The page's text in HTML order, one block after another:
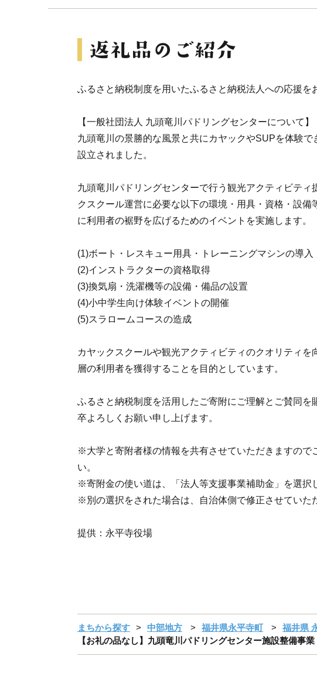
ふるさと納税制度を用いたふるさと納税法人への応援を
【一般社団法人 九頭竜川パドリングセンターについて】
九頭竜川の景勝的な風景と共にカヤックやSUPを体験で
設立されました。
九頭竜川パドリングセンターで行う観光アクティビティ
クスクール運営に必要な以下の環境・用具・資格・設備
に利用者の裾野を広げるためのイベントを実施します。
(1)ボート・レスキュー用具・トレーニングマシンの導入
(2)インストラクターの資格取得
(3)換気扇・洗濯機等の設備・備品の設置
(4)小中学生向け体験イベントの開催
(5)スラロームコースの造成
カヤックスクールや観光アクティビティのクオリティを
層の利用者を獲得することを目的としています。
ふるさと納税制度を活用したご寄附にご理解とご賛同を
卒よろしくお願い申し上げます。
※大学と寄附者様の情報を共有させていただきますので
い。
※寄附金の使い道は、「法人等支援事業補助金」を選択
※別の選択をされた場合は、自治体側で修正させていた
提供：永平寺役場
まちから探す 中部地方 福井県永平寺町
福井県
【お礼の品なし】九頭竜川パドリングセンター施設整備事